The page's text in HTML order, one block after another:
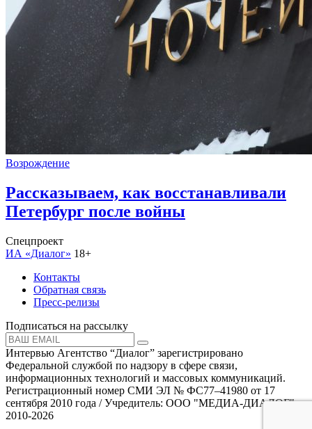
Возрождение
Рассказываем, как восстанавливали
Петербург после войны
Спецпроект
ИА «Диалог» 18+
Контакты
Обратная связь
Пресс-релизы
Подписаться на рассылку
Интервью Агентство “Диалог” зарегистрировано
Федеральной службой по надзору в сфере связи,
информационных технологий и массовых коммуникаций.
Регистрационный номер СМИ ЭЛ № ФС77–41980 от 17
сентября 2010 года / Учредитель: ООО "МЕДИА-ДИАЛОГ"
2010-2026